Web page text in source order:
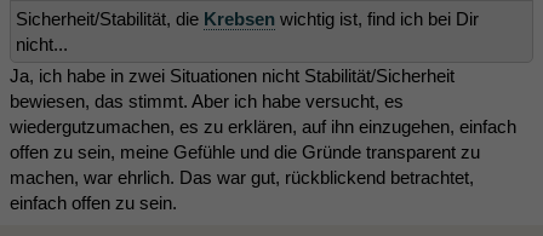
Sicherheit/Stabilität, die Krebsen wichtig ist, find ich bei Dir
nicht...
Ja, ich habe in zwei Situationen nicht Stabilität/Sicherheit
bewiesen, das stimmt. Aber ich habe versucht, es
wiedergutzumachen, es zu erklären, auf ihn einzugehen, einfach
offen zu sein, meine Gefühle und die Gründe transparent zu
machen, war ehrlich. Das war gut, rückblickend betrachtet,
einfach offen zu sein.